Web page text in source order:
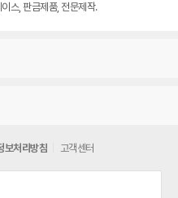
스, 판금제품, 전문제작.
보처리방침 고객센터